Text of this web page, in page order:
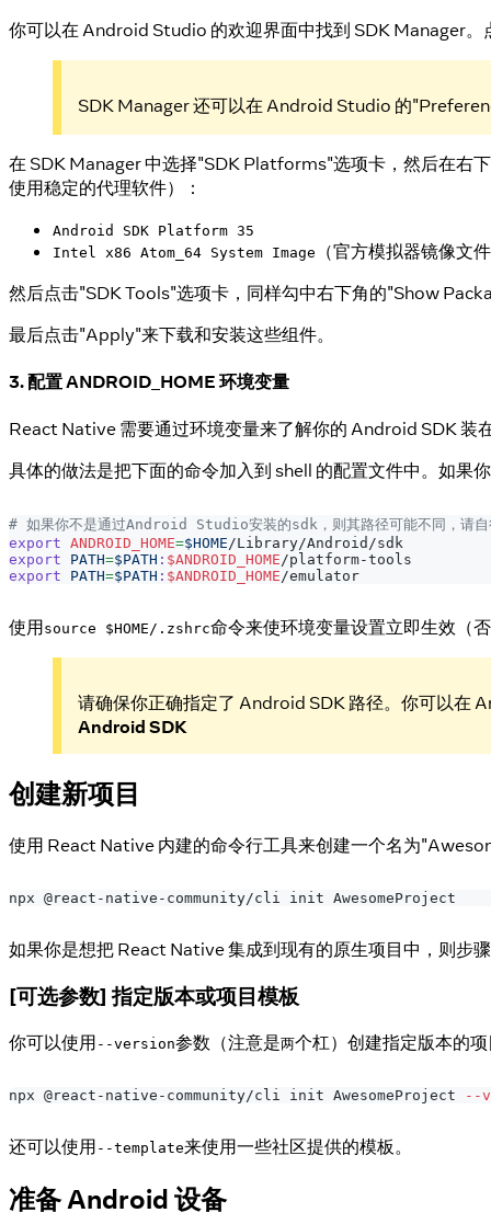
你可以在 Android Studio 的欢迎界面中找到 SDK Manager
SDK Manager 还可以在 Android Studio 的
在 SDK Manager 中选择"SDK Platforms"选项卡，然后在右
使用稳定的代理软件）：
Android SDK Platform 35
Intel x86 Atom_64 System Image
（官方模拟器镜像文
然后点击"SDK Tools"选项卡，同样勾中右下角的"Show
最后点击"Apply"来下载和安装这些组件。
3. 配置 ANDROID_HOME 环境变量
React Native 需要通过环境变量来了解你的 Android SDK 装
具体的做法是把下面的命令加入到 shell 的配置文件中。如果
# 如果你不是通过Android Studio安装的sdk，则其路径可能不同，请自
export ANDROID_HOME=$HOME/Library/Android/sdk
export
PATH=$PATH : $ANDROID_HOME/platform-tools
export
PATH=$PATH : $ANDROID_HOME/emulator
使用source $HOME/.zshrc命令来使环境变量设置立即生效（
请确保你正确指定了 Android SDK 路径。你可以在
Android SDK
创建新项目
使用 React Native 内建的命令行工具来创建一个名为
npx @react-native-community/cli init AwesomeProject
如果你是想把 React Native 集成到现有的原生项目中，则步
[可选参数] 指定版本或项目模板
你可以使用 --version参数（注意是两个杠）创建指定版本的
npx @react-native-community/cli init AwesomeProject --
还可以使用 --template来使用一些社区提供的模板。
准备 Android 设备